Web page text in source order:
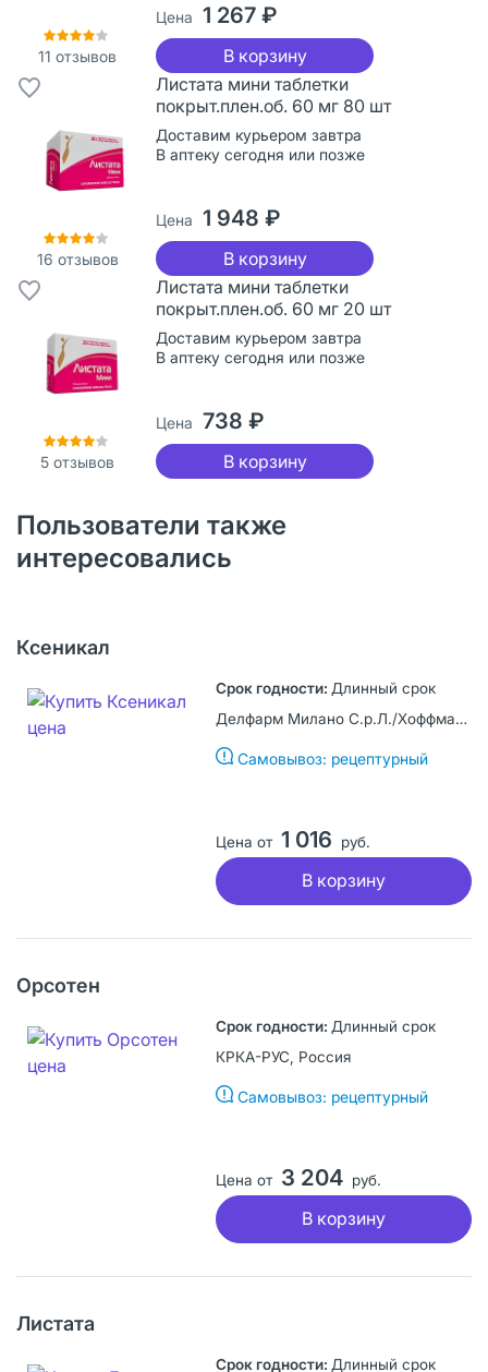
11 отзывов
Цена 1 267 ₽
В корзину
16 отзывов
Листата мини таблетки
покрыт.плен.об. 60 мг 80 шт
Доставим курьером завтра
В аптеку сегодня или позже
Цена 1 948 ₽
В корзину
5 отзывов
Листата мини таблетки
покрыт.плен.об. 60 мг 20 шт
Доставим курьером завтра
В аптеку сегодня или позже
Цена 738 ₽
В корзину
Пользователи также
интересовались
Ксеникал
Длинный срок
Делфарм Милано С.р.Л./Хоффманн ля Рош, Италия
Самовывоз: рецептурный
Цена от 1 016 руб.
В корзину
Орсотен
Длинный срок
КРКА-РУС, Россия
Самовывоз: рецептурный
Цена от 3 204 руб.
В корзину
Листата
Длинный срок